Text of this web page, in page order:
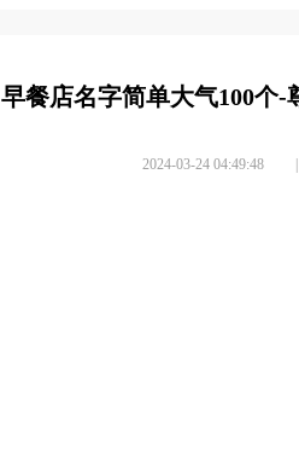
早餐店名字简单大气100个-
2024-03-24 04:49:48 |